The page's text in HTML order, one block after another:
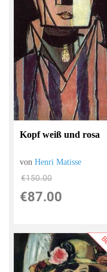
Kopf weiß und rosa
vonHenri Matisse
€150.00
€87.00